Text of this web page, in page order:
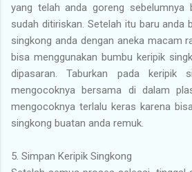
yang telah anda goreng sebelumnya
sudah ditiriskan. Setelah itu baru anda
singkong anda dengan aneka macam
bisa menggunakan bumbu keripik
dipasaran. Taburkan pada keripik
mengocoknya bersama di dalam
mengocoknya terlalu keras karena
singkong buatan anda remuk.
5. Simpan Keripik Singkong